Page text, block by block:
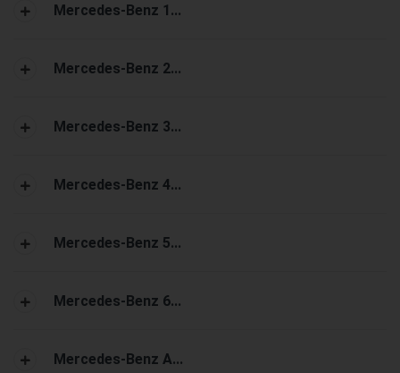
Mercedes-Benz 1...
Mercedes-Benz 2...
Mercedes-Benz 3...
Mercedes-Benz 4...
Mercedes-Benz 5...
Mercedes-Benz 6...
Mercedes-Benz A...